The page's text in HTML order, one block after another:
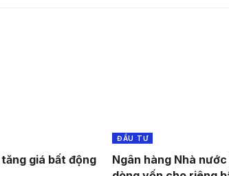
giá bất động
ĐẦU TƯ
Ngân hàng Nhà